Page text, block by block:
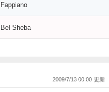
Fappiano
Bel Sheba
2009/7/13 00:00